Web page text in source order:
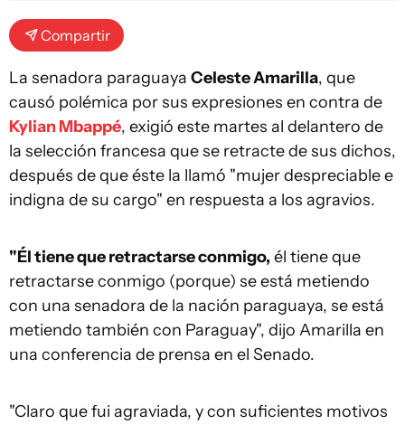
Compartir
La senadora paraguaya Celeste Amarilla, que
causó polémica por sus expresiones en contra de
Kylian Mbappé, exigió este martes al delantero de
la selección francesa que se retracte de sus dichos,
después de que éste la llamó "mujer despreciable e
indigna de su cargo" en respuesta a los agravios.
"Él tiene que retractarse conmigo, él tiene que
retractarse conmigo (porque) se está metiendo
con una senadora de la nación paraguaya, se está
metiendo también con Paraguay", dijo Amarilla en
una conferencia de prensa en el Senado.
"Claro que fui agraviada, y con suficientes motivos